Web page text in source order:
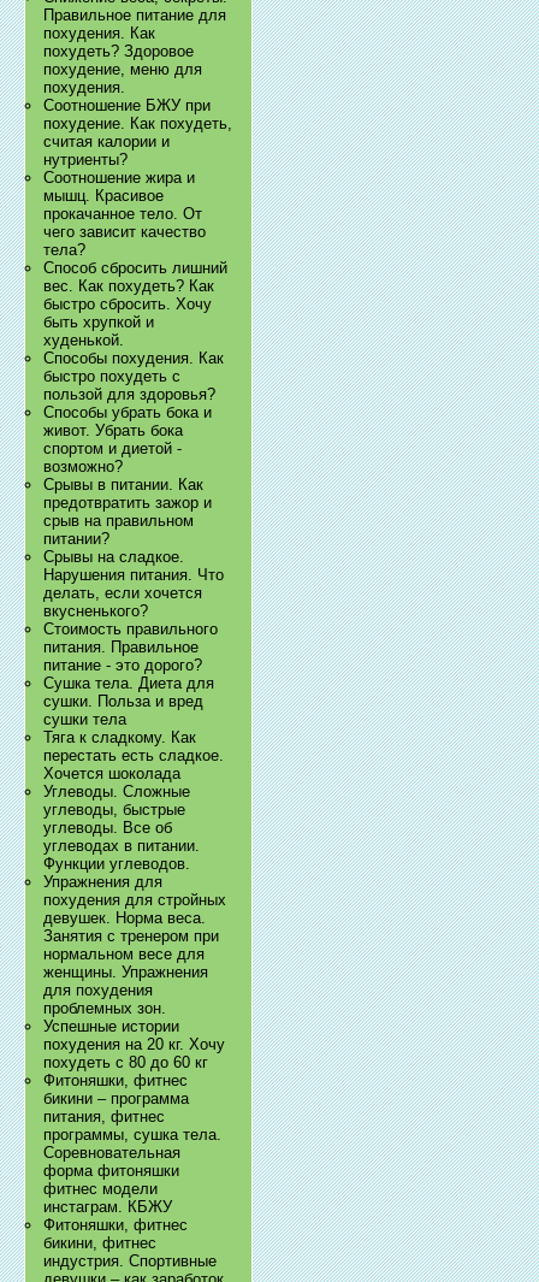
Правильное питание для
похудения. Как
похудеть? Здоровое
похудение, меню для
похудения.
Соотношение БЖУ при
похудение. Как похудеть,
считая калории и
нутриенты?
Соотношение жира и
мышц. Красивое
прокачанное тело. От
чего зависит качество
тела?
Способ сбросить лишний
вес. Как похудеть? Как
быстро сбросить. Хочу
быть хрупкой и
худенькой.
Способы похудения. Как
быстро похудеть с
пользой для здоровья?
Способы убрать бока и
живот. Убрать бока
спортом и диетой -
возможно?
Срывы в питании. Как
предотвратить зажор и
срыв на правильном
питании?
Срывы на сладкое.
Нарушения питания. Что
делать, если хочется
вкусненького?
Стоимость правильного
питания. Правильное
питание - это дорого?
Сушка тела. Диета для
сушки. Польза и вред
сушки тела
Тяга к сладкому. Как
перестать есть сладкое.
Хочется шоколада
Углеводы. Сложные
углеводы, быстрые
углеводы. Все об
углеводах в питании.
Функции углеводов.
Упражнения для
похудения для стройных
девушек. Норма веса.
Занятия с тренером при
нормальном весе для
женщины. Упражнения
для похудения
проблемных зон.
Успешные истории
похудения на 20 кг. Хочу
похудеть с 80 до 60 кг
Фитоняшки, фитнес
бикини – программа
питания, фитнес
программы, сушка тела.
Соревновательная
форма фитоняшки
фитнес модели
инстаграм. КБЖУ
Фитоняшки, фитнес
бикини, фитнес
индустрия. Спортивные